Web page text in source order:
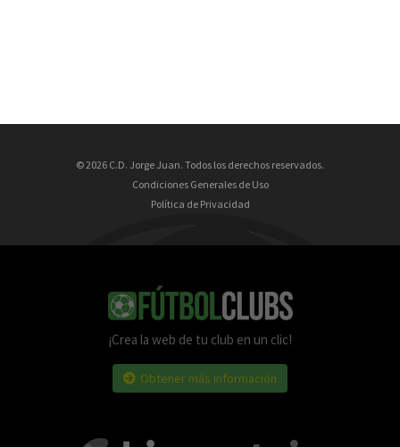
© 2026 C.D. Jorge Juan. Todos los derechos reservados.
Condiciones Generales de Uso
Política de Privacidad
¡Crea la web de tu club en un clic!
Obtener más información